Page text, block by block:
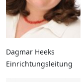
Dagmar Heeks
Einrichtungsleitung